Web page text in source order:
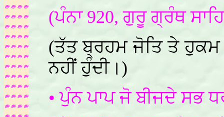
(ਪੰਨਾ 920, ਗੁਰੂ ਗ੍ਰੰਥ
(ਤੱਤ ਬ੍ਰਹਮ ਜੋਤਿ ਤੇ ਹੁਕਮ
ਨਹੀਂ ਹੁੰਦੀ।)
• ਪੁੰਨ ਪਾਪ ਜੋ ਬੀਜਦੇ ਸਭ